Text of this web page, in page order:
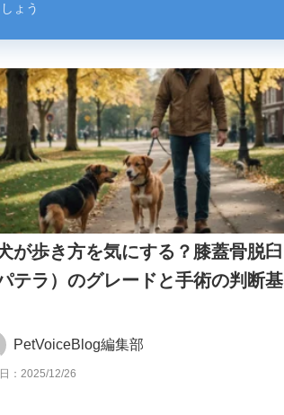
ょう
が歩き方を気にする？膝蓋骨脱臼
パテラ）のグレードと手術の判断基
PetVoiceBlog編集部
：2025/12/26